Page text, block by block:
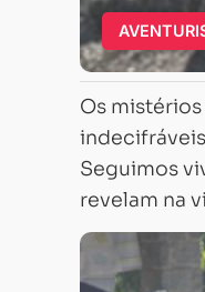
Os
Seguimos
revelam na